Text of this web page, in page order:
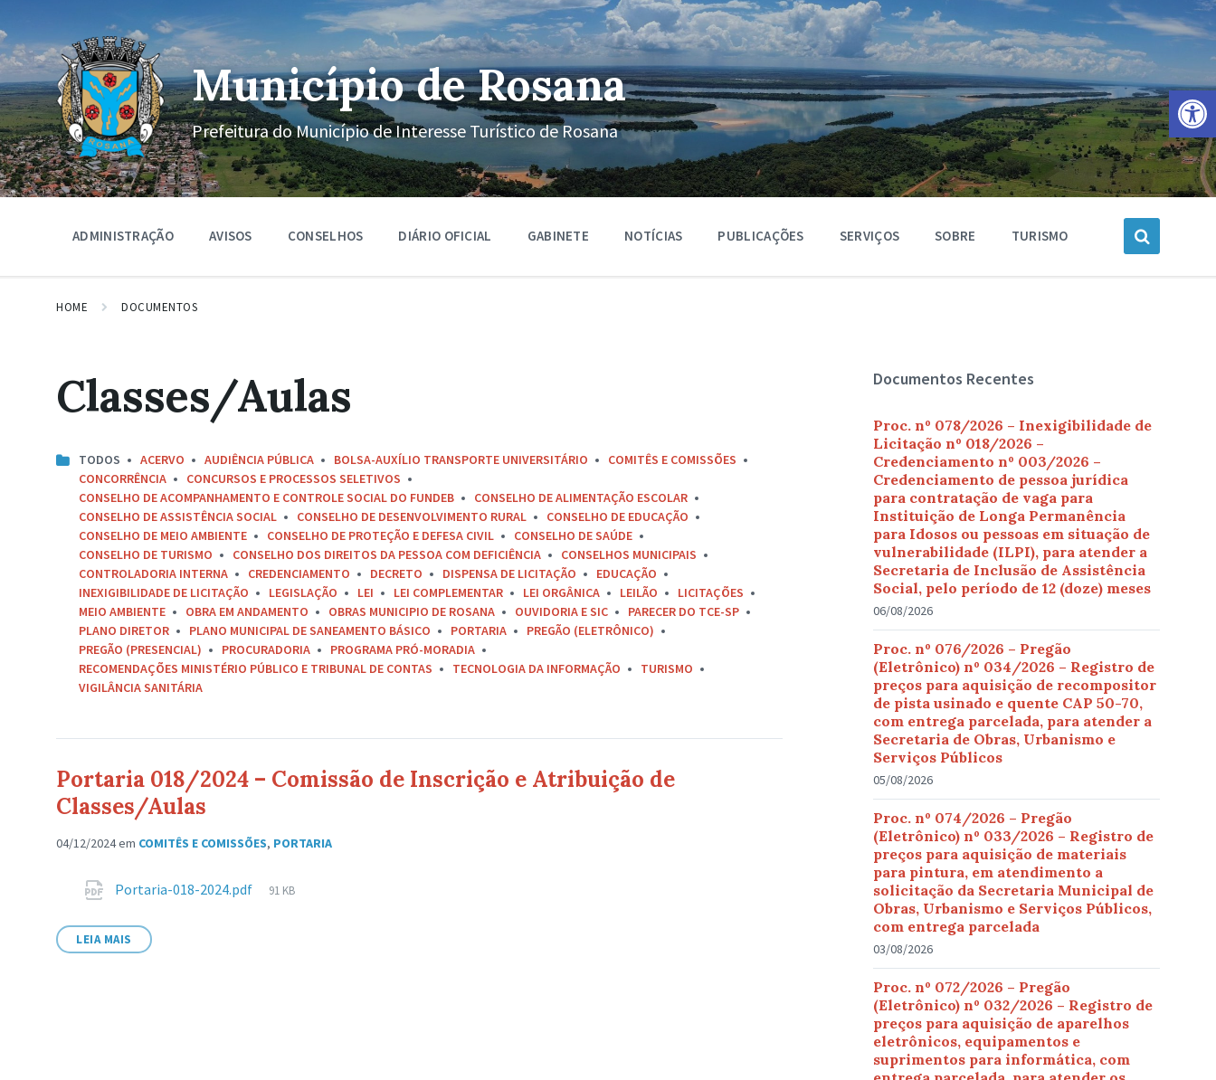
Barra de Ferramentas Aberta
o
conteúdo
a
navegação
principal
o
rodapé
Município de Rosana
Prefeitura do Município de Interesse Turístico de Rosana
ADMINISTRAÇÃO AVISOS CONSELHOS DIÁRIO OFICIAL GABINETE NOTÍCIAS PUBLICAÇÕES SERVIÇOS SOBRE TURISMO
HOME DOCUMENTOS
Classes/Aulas
TODOS ACERVO AUDIÊNCIA PÚBLICA BOLSA-AUXÍLIO TRANSPORTE UNIVERSITÁRIO
COMITÊS E COMISSÕES
CONCORRÊNCIA
CONCURSOS E PROCESSOS SELETIVOS
CONSELHO DE ACOMPANHAMENTO E CONTROLE SOCIAL DO FUNDEB
CONSELHO DE ALIMENTAÇÃO ESCOLAR
CONSELHO DE ASSISTÊNCIA SOCIAL
CONSELHO DE DESENVOLVIMENTO RURAL
CONSELHO DE EDUCAÇÃO
CONSELHO DE MEIO AMBIENTE
CONSELHO DE PROTEÇÃO E DEFESA CIVIL
CONSELHO DE SAÚDE
CONSELHO DE TURISMO
CONSELHO DOS DIREITOS DA PESSOA COM DEFICIÊNCIA
CONSELHOS MUNICIPAIS
CONTROLADORIA INTERNA
CREDENCIAMENTO DECRETO DISPENSA DE LICITAÇÃO
EDUCAÇÃO
INEXIGIBILIDADE DE LICITAÇÃO
LEGISLAÇÃO LEI LEI COMPLEMENTAR LEI ORGÂNICA LEILÃO
LICITAÇÕES
MEIO AMBIENTE
OBRA EM ANDAMENTO OBRAS MUNICIPIO DE ROSANA OUVIDORIA E SIC
PARECER DO TCE-SP
PLANO DIRETOR
PLANO MUNICIPAL DE SANEAMENTO BÁSICO PORTARIA
PREGÃO (ELETRÔNICO)
PREGÃO (PRESENCIAL)
PROCURADORIA
PROGRAMA PRÓ-MORADIA
RECOMENDAÇÕES MINISTÉRIO PÚBLICO E TRIBUNAL DE CONTAS
TECNOLOGIA DA INFORMAÇÃO
TURISMO
VIGILÂNCIA SANITÁRIA
Portaria 018/2024 – Comissão de Inscrição e Atribuição de
Classes/Aulas
04/12/2024em COMITÊS E COMISSÕES, PORTARIA
AnexosPortaria-018-2024.pdf
Tamanho
91 KB
LEIA MAIS
Documentos Recentes
Proc. nº 078/2026 – Inexigibilidade de
Licitação nº 018/2026 –
Credenciamento nº 003/2026 –
Credenciamento de pessoa jurídica
para contratação de vaga para
Instituição de Longa Permanência
para Idosos ou pessoas em situação de
vulnerabilidade (ILPI), para atender a
Secretaria de Inclusão de Assistência
Social, pelo período de 12 (doze) meses
06/08/2026
Proc. nº 076/2026 – Pregão
(Eletrônico) nº 034/2026 – Registro de
preços para aquisição de recompositor
de pista usinado e quente CAP 50-70,
com entrega parcelada, para atender a
Secretaria de Obras, Urbanismo e
Serviços Públicos
05/08/2026
Proc. nº 074/2026 – Pregão
(Eletrônico) nº 033/2026 – Registro de
preços para aquisição de materiais
para pintura, em atendimento a
solicitação da Secretaria Municipal de
Obras, Urbanismo e Serviços Públicos,
com entrega parcelada
03/08/2026
Proc. nº 072/2026 – Pregão
(Eletrônico) nº 032/2026 – Registro de
preços para aquisição de aparelhos
eletrônicos, equipamentos e
suprimentos para informática, com